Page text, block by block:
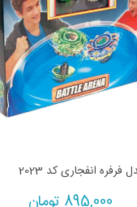
انفجاری کد 2023
895,000 تومان